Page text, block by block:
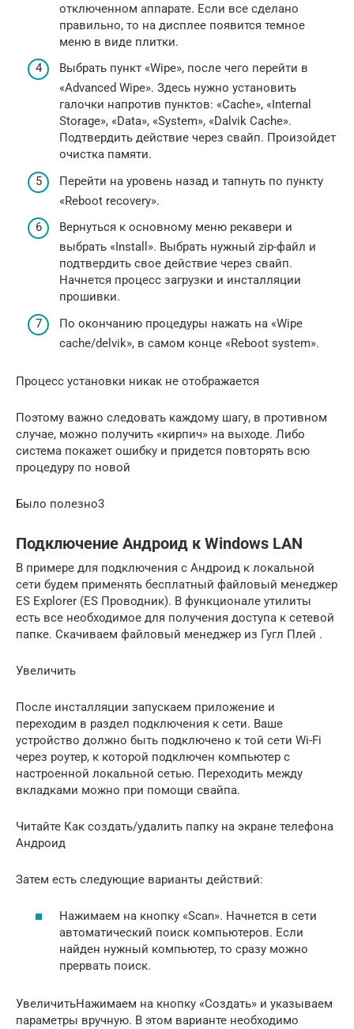
отключенном аппарате. Если все сделано
правильно, то на дисплее появится темное
меню в виде плитки.
Выбрать пункт «Wipe», после чего перейти в
«Advanced Wipe». Здесь нужно установить
галочки напротив пунктов: «Cache», «Internal
Storage», «Data», «System», «Dalvik Cache».
Подтвердить действие через свайп. Произойдет
очистка памяти.
Перейти на уровень назад и тапнуть по пункту
«Reboot recovery».
Вернуться к основному меню рекавери и
выбрать «Install». Выбрать нужный zip-файл и
подтвердить свое действие через свайп.
Начнется процесс загрузки и инсталляции
прошивки.
По окончанию процедуры нажать на «Wipe
cache/delvik», в самом конце «Reboot system».
Процесс установки никак не отображается
Поэтому важно следовать каждому шагу, в противном
случае, можно получить «кирпич» на выходе. Либо
система покажет ошибку и придется повторять всю
процедуру по новой
Было полезно3
Подключение Андроид к Windows LAN
В примере для подключения с Андроид к локальной
сети будем применять бесплатный файловый менеджер
ES Explorer (ES Проводник). В функционале утилиты
есть все необходимое для получения доступа к сетевой
папке. Скачиваем файловый менеджер из Гугл Плей .
Увеличить
После инсталляции запускаем приложение и
переходим в раздел подключения к сети. Ваше
устройство должно быть подключено к той сети Wi-Fi
через роутер, к которой подключен компьютер с
настроенной локальной сетью. Переходить между
вкладками можно при помощи свайпа.
Читайте Как создать/удалить папку на экране телефона
Андроид
Затем есть следующие варианты действий:
Нажимаем на кнопку «Scan». Начнется в сети
автоматический поиск компьютеров. Если
найден нужный компьютер, то сразу можно
прервать поиск.
УвеличитьНажимаем на кнопку «Создать» и указываем
параметры вручную. В этом варианте необходимо